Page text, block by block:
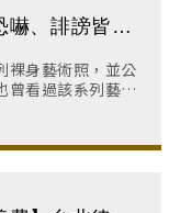
嚇、誹謗皆不
裸身藝術照，並公
曾看過該系列藝術
儲存於電腦中。